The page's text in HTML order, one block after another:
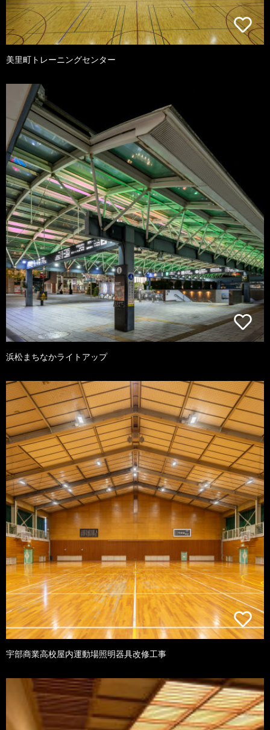
美里町トレーニングセンター
浜松まちなかライトアップ
宇部商業高校屋内運動場照明器具改修工事